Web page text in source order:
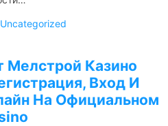
Uncategorized
Казино
Вход И
На Официальном